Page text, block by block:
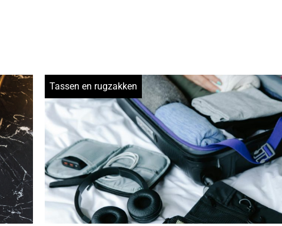
Tassen en rugzakken